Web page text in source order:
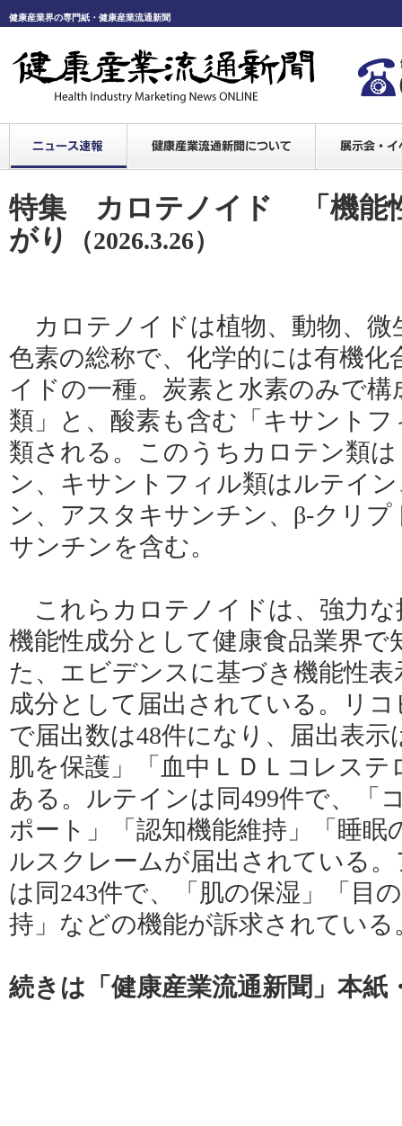
健康産業界の専門紙・健康産業流通新聞
特集 カロテノイド 「機能
がり
（2026.3.26）
カロテノイドは植物、動物、微
色素の総称で、化学的には有機
イドの一種。炭素と水素のみで
類」と、酸素も含む「キサント
類される。このうちカロテン類
ン、キサントフィル類はルテイ
ン、アスタキサンチン、β‐クリ
サンチンを含む。
これらカロテノイドは、強力な
機能性成分として健康食品業界で
た、エビデンスに基づき機能性
成分として届出されている。リコ
で届出数は48件になり、届出表
肌を保護」「血中ＬＤＬコレス
ある。ルテインは同499件で、「
ポート」「認知機能維持」「睡眠
ルスクレームが届出されている
は同243件で、「肌の保湿」「目
持」などの機能が訴求されている
続きは「健康産業流通新聞」本紙